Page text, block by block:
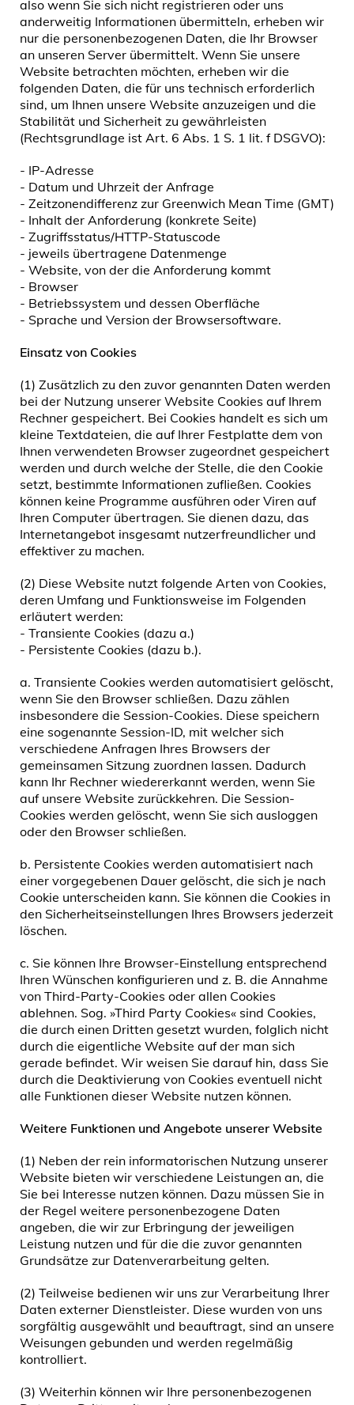
also wenn Sie sich nicht registrieren oder uns
anderweitig Informationen übermitteln, erheben wir
nur die personenbezogenen Daten, die Ihr Browser
an unseren Server übermittelt. Wenn Sie unsere
Website betrachten möchten, erheben wir die
folgenden Daten, die für uns technisch erforderlich
sind, um Ihnen unsere Website anzuzeigen und die
Stabilität und Sicherheit zu gewährleisten
(Rechtsgrundlage ist Art. 6 Abs. 1 S. 1 lit. f DSGVO):
- IP-Adresse
- Datum und Uhrzeit der Anfrage
- Zeitzonendifferenz zur Greenwich Mean Time (GMT)
- Inhalt der Anforderung (konkrete Seite)
- Zugriffsstatus/HTTP-Statuscode
- jeweils übertragene Datenmenge
- Website, von der die Anforderung kommt
- Browser
- Betriebssystem und dessen Oberfläche
- Sprache und Version der Browsersoftware.
Einsatz von Cookies
(1) Zusätzlich zu den zuvor genannten Daten werden
bei der Nutzung unserer Website Cookies auf Ihrem
Rechner gespeichert. Bei Cookies handelt es sich um
kleine Textdateien, die auf Ihrer Festplatte dem von
Ihnen verwendeten Browser zugeordnet gespeichert
werden und durch welche der Stelle, die den Cookie
setzt, bestimmte Informationen zufließen. Cookies
können keine Programme ausführen oder Viren auf
Ihren Computer übertragen. Sie dienen dazu, das
Internetangebot insgesamt nutzerfreundlicher und
effektiver zu machen.
(2) Diese Website nutzt folgende Arten von Cookies,
deren Umfang und Funktionsweise im Folgenden
erläutert werden:
- Transiente Cookies (dazu a.)
- Persistente Cookies (dazu b.).
a. Transiente Cookies werden automatisiert gelöscht,
wenn Sie den Browser schließen. Dazu zählen
insbesondere die Session-Cookies. Diese speichern
eine sogenannte Session-ID, mit welcher sich
verschiedene Anfragen Ihres Browsers der
gemeinsamen Sitzung zuordnen lassen. Dadurch
kann Ihr Rechner wiedererkannt werden, wenn Sie
auf unsere Website zurückkehren. Die Session-
Cookies werden gelöscht, wenn Sie sich ausloggen
oder den Browser schließen.
b. Persistente Cookies werden automatisiert nach
einer vorgegebenen Dauer gelöscht, die sich je nach
Cookie unterscheiden kann. Sie können die Cookies in
den Sicherheitseinstellungen Ihres Browsers jederzeit
löschen.
c. Sie können Ihre Browser-Einstellung entsprechend
Ihren Wünschen konfigurieren und z. B. die Annahme
von Third-Party-Cookies oder allen Cookies
ablehnen. Sog. »Third Party Cookies« sind Cookies,
die durch einen Dritten gesetzt wurden, folglich nicht
durch die eigentliche Website auf der man sich
gerade befindet. Wir weisen Sie darauf hin, dass Sie
durch die Deaktivierung von Cookies eventuell nicht
alle Funktionen dieser Website nutzen können.
Weitere Funktionen und Angebote unserer Website
(1) Neben der rein informatorischen Nutzung unserer
Website bieten wir verschiedene Leistungen an, die
Sie bei Interesse nutzen können. Dazu müssen Sie in
der Regel weitere personenbezogene Daten
angeben, die wir zur Erbringung der jeweiligen
Leistung nutzen und für die die zuvor genannten
Grundsätze zur Datenverarbeitung gelten.
(2) Teilweise bedienen wir uns zur Verarbeitung Ihrer
Daten externer Dienstleister. Diese wurden von uns
sorgfältig ausgewählt und beauftragt, sind an unsere
Weisungen gebunden und werden regelmäßig
kontrolliert.
(3) Weiterhin können wir Ihre personenbezogenen